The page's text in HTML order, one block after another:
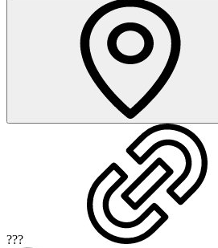
???